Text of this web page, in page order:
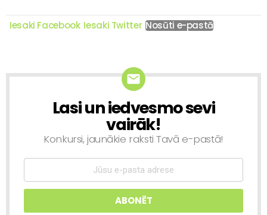
Iesaki Facebook Iesaki Twitter Nosūti e-pastā
NEWSLETTER
Lasi un iedvesmo sevi
vairāk!
Konkursi, jaunākie raksti Tavā e-pastā!